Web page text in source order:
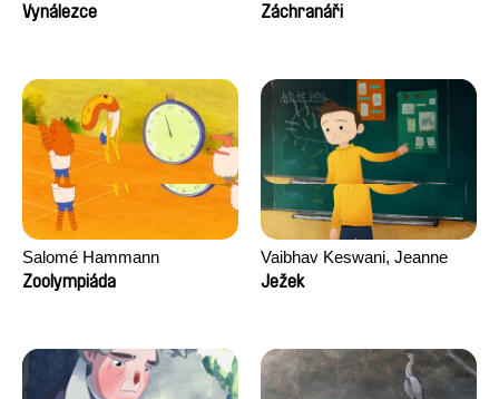
Vynálezce
Camille Jalabert, Oscar Malet
Záchranáři
Salomé Hammann
Zoolympiáda
Vaibhav Keswani, Jeanne
Laureau, Colombine Majou,
Ježek